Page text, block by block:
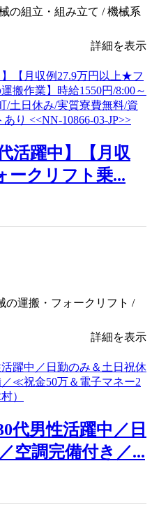
の組立・組み立て / 機械系
詳細を表示
活躍中】【月収
ークリフト乗...
の運搬・フォークリフト /
詳細を表示
代男性活躍中／日
空調完備付き／...